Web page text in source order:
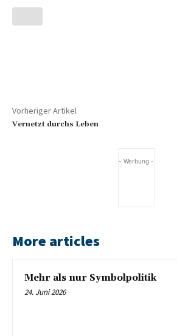
Vorheriger Artikel
Vernetzt durchs Leben
- Werbung -
More articles
Mehr als nur Symbolpolitik
24. Juni 2026